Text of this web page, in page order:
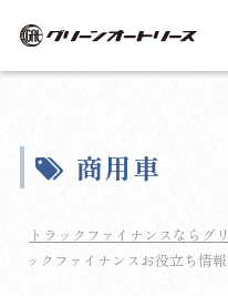
商用車
トラックファイナンスならグ
ックファイナンスお役立ち情報